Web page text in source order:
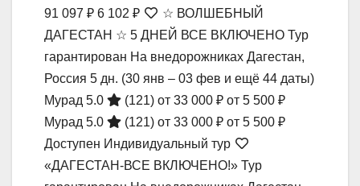
91 097 ₽ 6 102 ₽
☆ ВОЛШЕБНЫЙ
ДАГЕСТАН ☆ 5 ДНЕЙ ВСЕ ВКЛЮЧЕНО Тур
гарантирован На внедорожниках Дагестан,
Россия 5 дн. (30 янв – 03 фев и ещё 44 даты)
Мурад 5.0
(121) от 33 000 ₽ от 5 500 ₽
Мурад 5.0
(121) от 33 000 ₽ от 5 500 ₽
Доступен Индивидуальный тур
«ДАГЕСТАН-ВСЕ ВКЛЮЧЕНО!» Тур